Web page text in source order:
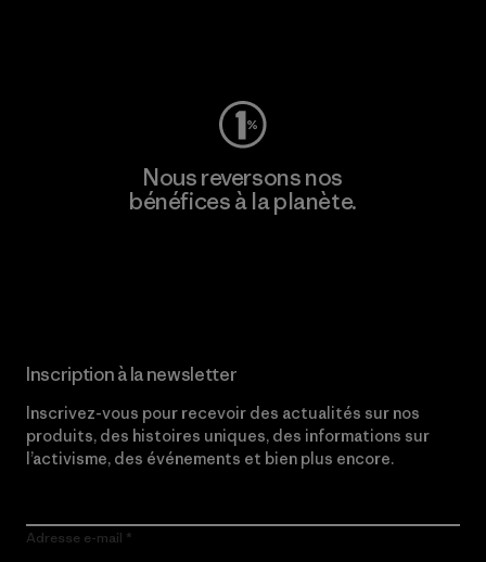
Nous reversons nos
bénéfices à la planète.
Inscription à la newsletter
Inscrivez-vous pour recevoir des actualités sur nos
produits, des histoires uniques, des informations sur
l’activisme, des événements et bien plus encore.
Adresse e-mail